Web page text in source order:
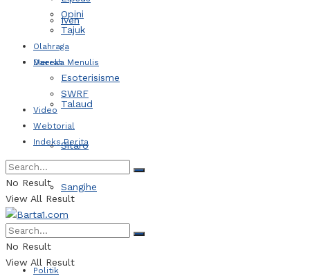
Iven
Daerah
Talaud
Sitaro
Sangihe
Politik
Opini
Tajuk
Olahraga
Mereka Menulis
Esoterisisme
SWRF
Video
Webtorial
Indeks Berita
No Result
View All Result
No Result
View All Result